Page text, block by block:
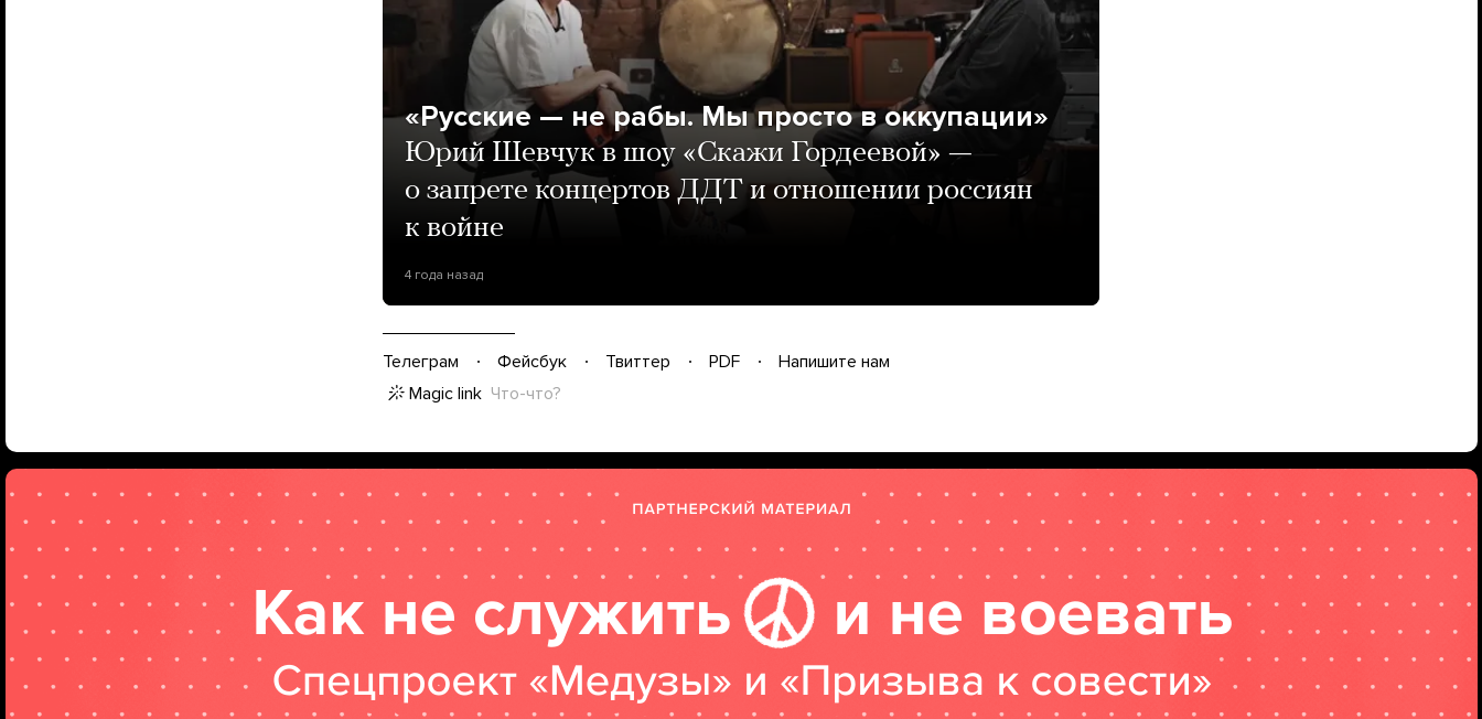
«Русские — не рабы. Мы просто в оккупации»
Юрий Шевчук в шоу «Скажи Гордеевой» —
о запрете концертов ДДТ и отношении россиян
к войне
4 года назад
Телеграм Фейсбук Твиттер PDF
Напишите нам
Magic link Что-что?